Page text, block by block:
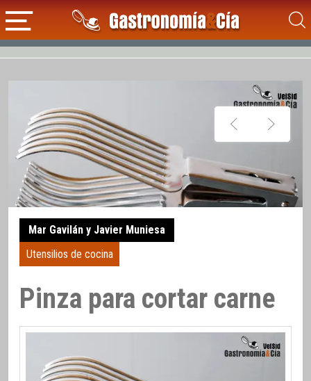
Mar Gavilán y Javier Muniesa
Utensilios de cocina
Pinza para cortar carne